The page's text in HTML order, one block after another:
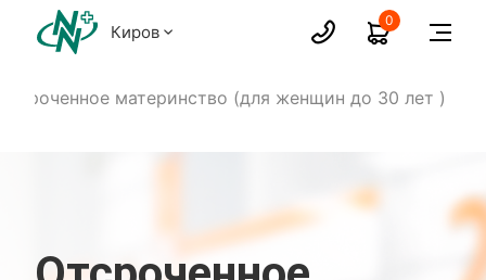
Киров
0
материнство (для женщин до 30 лет )